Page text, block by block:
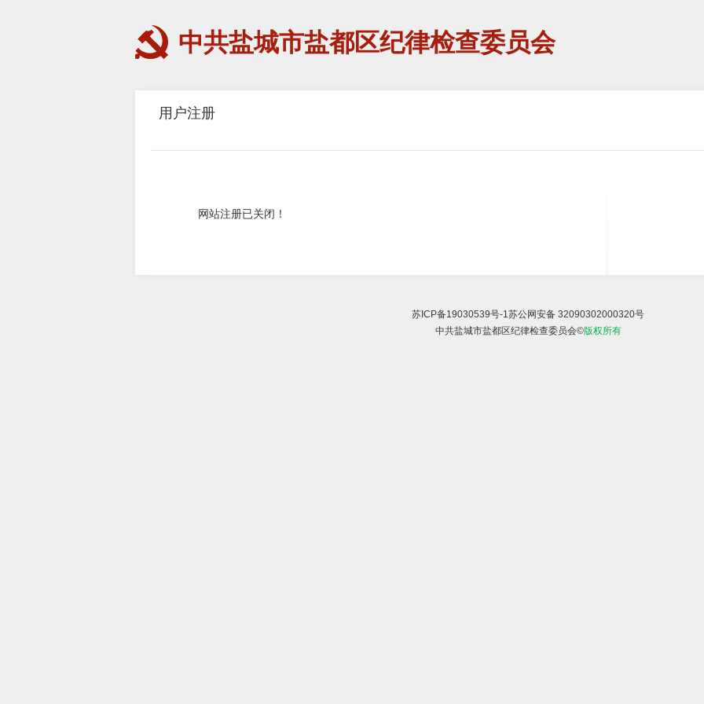
中共盐城市盐都区纪律检查委员会
用户注册
网站注册已关闭！
苏ICP备19030539号-1苏公网安备 32090302000320号
中共盐城市盐都区纪律检查委员会©版权所有